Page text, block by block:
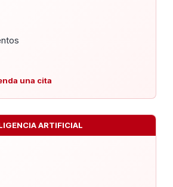
una cita
ARTIFICIAL